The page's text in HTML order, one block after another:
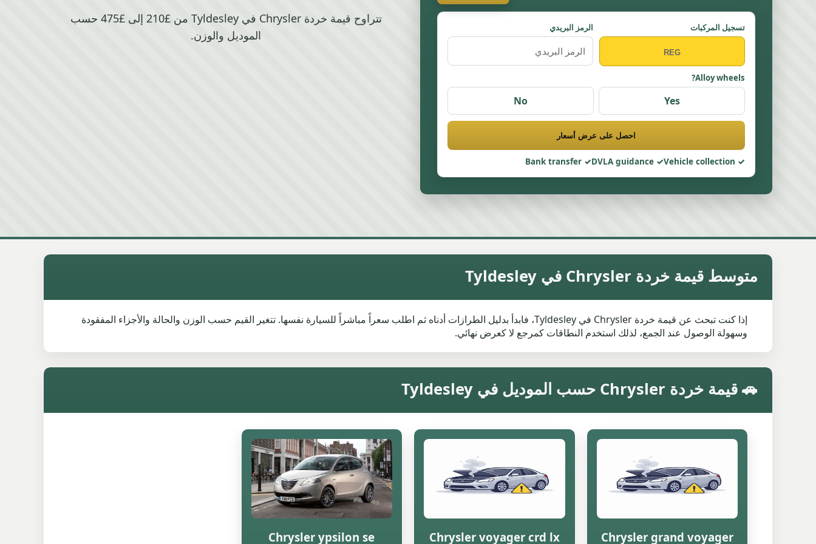
تسجيل المركبات الرمز البريدي
Alloy wheels?
Yes
No
احصل على عرض أسعار
Vehicle collection
DVLA guidance
Bank transfer
تتراوح قيمة خردة Chrysler في Tyldesley من £210 إلى £475 حسب
الموديل والوزن.
متوسط قيمة خردة Chrysler في Tyldesley
إذا كنت تبحث عن قيمة خردة Chrysler في Tyldesley، فابدأ بدليل الطرازات أدناه ثم اطلب سعراً مباشراً للسيارة نفسها. تتغير القيم حسب الوزن والحالة والأجزاء المفقودة
وسهولة الوصول عند الجمع، لذلك استخدم النطاقات كمرجع لا كعرض نهائي.
🚗 قيمة خردة Chrysler حسب الموديل في Tyldesley
Chrysler grand voyager
Chrysler voyager crd lx
Chrysler ypsilon se